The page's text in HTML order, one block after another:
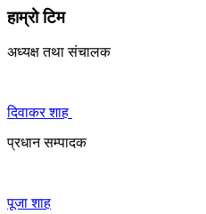
हाम्रो टिम
अध्यक्ष तथा संचालक
दिवाकर शाह
प्रधान सम्पादक
पूजा शाह